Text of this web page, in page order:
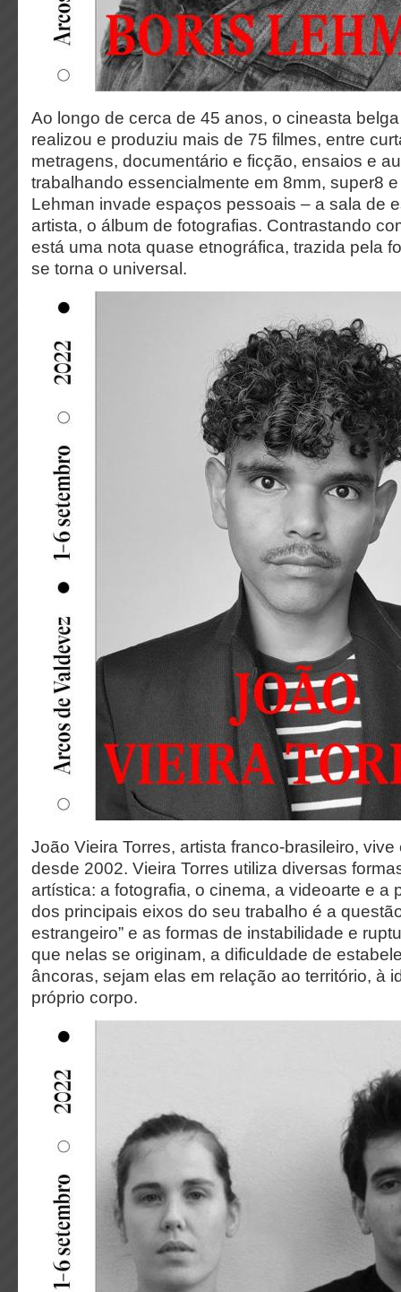
Ao longo de cerca de 45 anos, o cineasta
realizou e produziu mais de 75 filmes, entre
metragens, documentário e ficção, ensaios e
trabalhando essencialmente em 8mm, super8
Lehman invade espaços pessoais – a sala de
artista, o álbum de fotografias. Contrastando
está uma nota quase etnográfica, trazida pela
se torna o universal.
João Vieira Torres, artista franco-brasileiro,
desde 2002. Vieira Torres utiliza diversas
artística: a fotografia, o cinema, a videoarte e a
dos principais eixos do seu trabalho é a
estrangeiro” e as formas de instabilidade e
que nelas se originam, a dificuldade de
âncoras, sejam elas em relação ao território, à
próprio corpo.